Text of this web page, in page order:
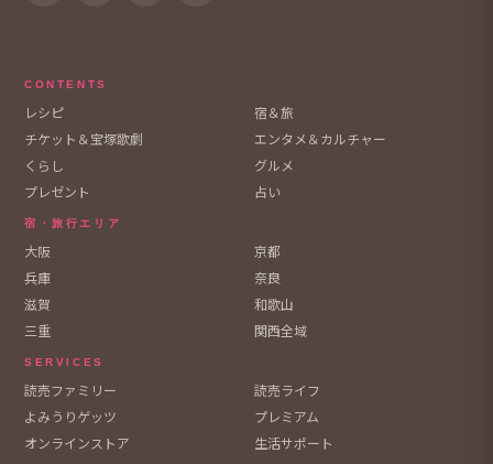
CONTENTS
レシピ
宿＆旅
チケット＆宝塚歌劇
エンタメ＆カルチャー
くらし
グルメ
プレゼント
占い
宿・旅行エリア
大阪
京都
兵庫
奈良
滋賀
和歌山
三重
関西全域
SERVICES
読売ファミリー
読売ライフ
よみうりゲッツ
プレミアム
オンラインストア
生活サポート